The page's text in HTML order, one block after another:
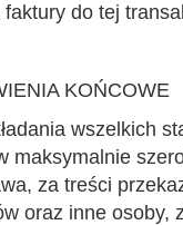
do tej
KOŃCOWE
wszelkich
maksymalnie
za treści
oraz inne osoby,